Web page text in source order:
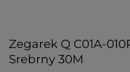
Zegarek Q C01A-
Srebrny 30M